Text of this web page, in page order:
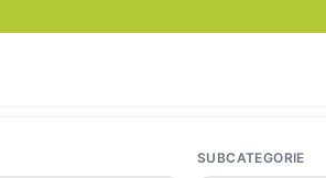
SUBCATEGORIE